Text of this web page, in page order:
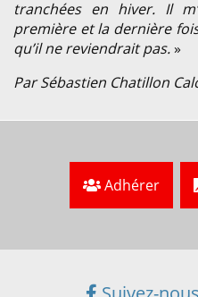
tranchées en hiver. Il
première et la dernière
qu’il ne reviendrait pas.»
Par Sébastien Chatillon
Adhérer